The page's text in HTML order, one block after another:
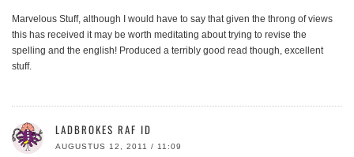
Marvelous Stuff, although I would have to say that given the throng of views
this has received it may be worth meditating about trying to revise the
spelling and the english! Produced a terribly good read though, excellent
stuff.
LADBROKES RAF ID
AUGUSTUS 12, 2011 / 11:09